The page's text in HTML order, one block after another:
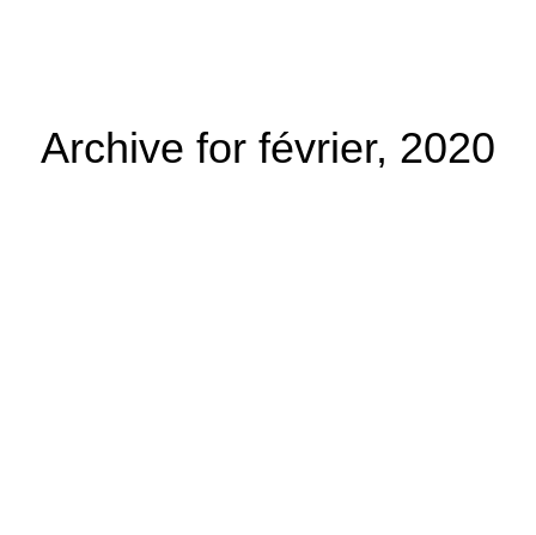
Archive for février, 2020